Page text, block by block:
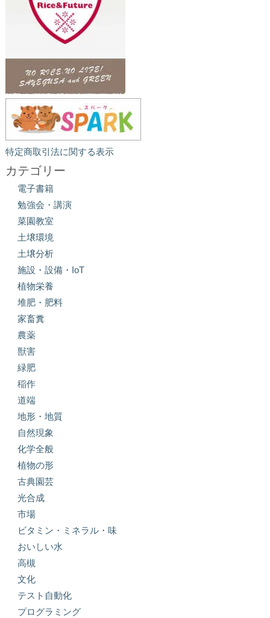
特定商取引法に関する表示
カテゴリー
電子書籍
勉強会・講演
菜園教室
土壌環境
土壌分析
施設・設備・IoT
植物栄養
堆肥・肥料
家畜糞
農薬
獣害
緑肥
稲作
道端
地形・地質
自然現象
化学全般
植物の形
古典園芸
光合成
市場
ビタミン・ミネラル・味
おいしい水
高槻
文化
テスト自動化
プログラミング